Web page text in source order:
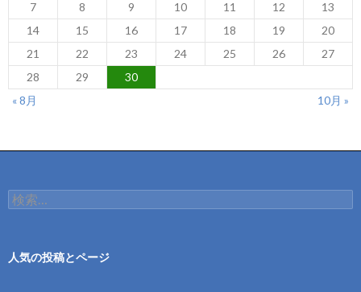
7
8 9 10 11 12
13
14
15 16 17 18 19
20
21
22 23 24 25 26
27
28
29
30
« 8月
10月 »
検
索:
人気の投稿とページ